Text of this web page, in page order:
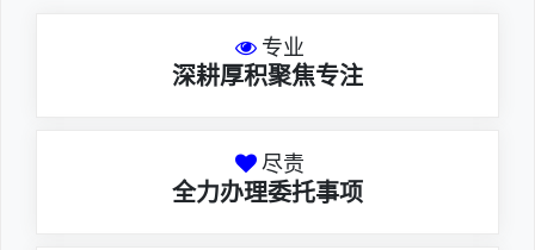
专业
深耕厚积聚焦专注
尽责
全力办理委托事项